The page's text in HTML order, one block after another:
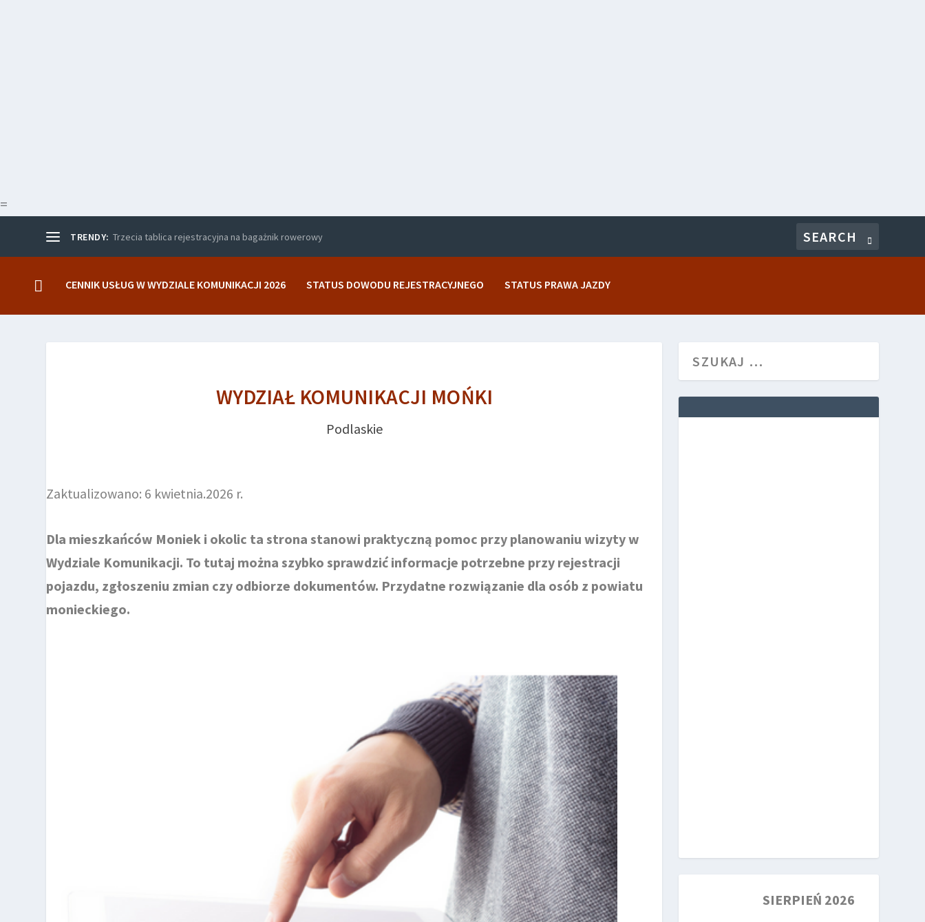
=
TRENDY: Trzecia tablica rejestracyjna na bagażnik rowerowy
CENNIK USŁUG W WYDZIALE KOMUNIKACJI 2026 STATUS DOWODU REJESTRACYJNEGO STATUS PRAWA JAZDY
WYDZIAŁ KOMUNIKACJI MOŃKI
Podlaskie
Zaktualizowano: 6 kwietnia.2026 r.
Dla mieszkańców Moniek i okolic ta strona stanowi praktyczną pomoc przy planowaniu wizyty w
Wydziale Komunikacji. To tutaj można szybko sprawdzić informacje potrzebne przy rejestracji
pojazdu, zgłoszeniu zmian czy odbiorze dokumentów. Przydatne rozwiązanie dla osób z powiatu
monieckiego.
SIERPIEŃ 2026